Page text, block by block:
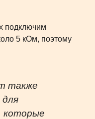
подключим
5 кОм, поэтому
также
которые